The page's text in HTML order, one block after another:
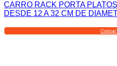
CARRO RACK PORTA
DESDE 12 A 32 CM DE
Cotizar